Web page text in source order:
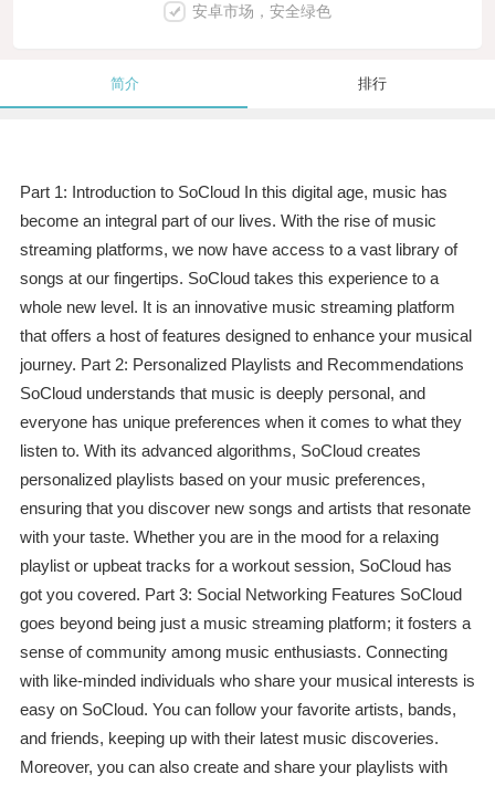
安卓市场，安全绿色
简介 排行
Part 1: Introduction to SoCloud In this digital age, music has
become an integral part of our lives. With the rise of music
streaming platforms, we now have access to a vast library of
songs at our fingertips. SoCloud takes this experience to a
whole new level. It is an innovative music streaming platform
that offers a host of features designed to enhance your musical
journey. Part 2: Personalized Playlists and Recommendations
SoCloud understands that music is deeply personal, and
everyone has unique preferences when it comes to what they
listen to. With its advanced algorithms, SoCloud creates
personalized playlists based on your music preferences,
ensuring that you discover new songs and artists that resonate
with your taste. Whether you are in the mood for a relaxing
playlist or upbeat tracks for a workout session, SoCloud has
got you covered. Part 3: Social Networking Features SoCloud
goes beyond being just a music streaming platform; it fosters a
sense of community among music enthusiasts. Connecting
with like-minded individuals who share your musical interests is
easy on SoCloud. You can follow your favorite artists, bands,
and friends, keeping up with their latest music discoveries.
Moreover, you can also create and share your playlists with